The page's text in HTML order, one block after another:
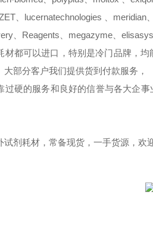
lucernatechnologies meridian
Reagents megazyme 、
材都可以进口，特别是冷门品牌，
大部分客户我们提供货到付款服务，
过硬的服务和良好的信誉与各大企
试剂耗材，常备现货，一手货源，欢